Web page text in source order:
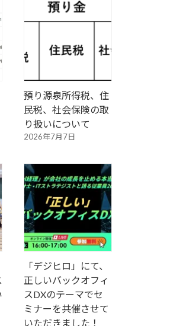
預り源泉所得税、住
民税、社会保険の取
り扱いについて
2026年7月7日
「デジヒロ」にて、
正しいバックオフィ
スDXのテーマでセ
ミナーを共催させて
いただきました！